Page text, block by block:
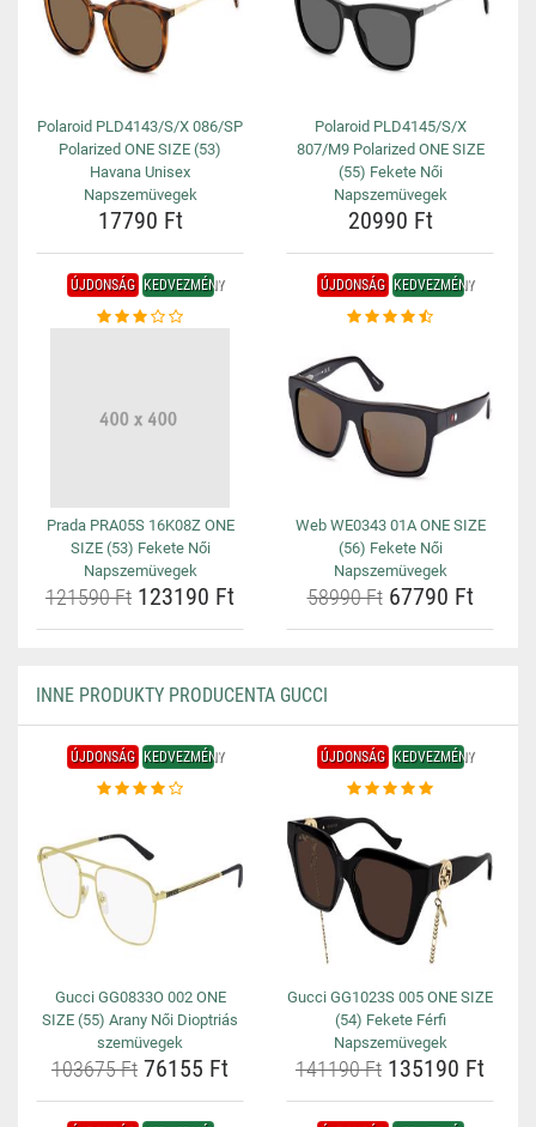
Polaroid PLD4143/S/X 086/SP
Polarized ONE SIZE (53)
Havana Unisex
Napszemüvegek
17790 Ft
Polaroid PLD4145/S/X
807/M9 Polarized ONE SIZE
(55) Fekete Női
Napszemüvegek
20990 Ft
ÚJDONSÁG KEDVEZMÉNY
Prada PRA05S 16K08Z ONE
SIZE (53) Fekete Női
Napszemüvegek
121590 Ft 123190 Ft
ÚJDONSÁG KEDVEZMÉNY
Web WE0343 01A ONE SIZE
(56) Fekete Női
Napszemüvegek
58990 Ft67790 Ft
INNE PRODUKTY PRODUCENTA GUCCI
ÚJDONSÁG KEDVEZMÉNY
Gucci GG0833O 002 ONE
SIZE (55) Arany Női Dioptriás
szemüvegek
103675 Ft 76155 Ft
ÚJDONSÁG KEDVEZMÉNY
Gucci GG1023S 005 ONE SIZE
(54) Fekete Férfi
Napszemüvegek
141190 Ft 135190 Ft